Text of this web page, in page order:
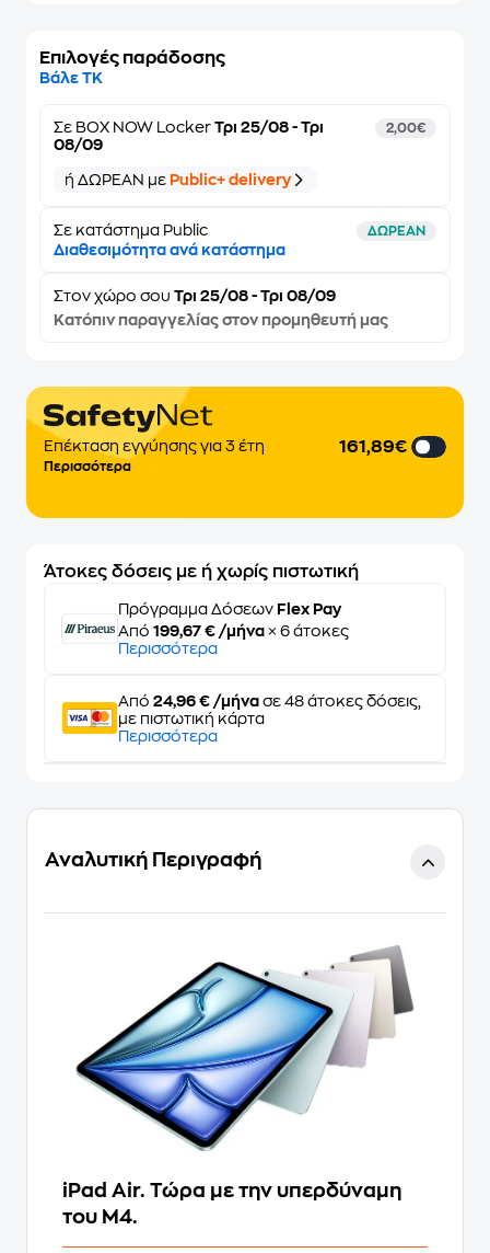
Επιλογές παράδοσης
Βάλε ΤΚ
Σε BOX NOW Locker Τρι 25/08 - Τρι
08/09
2,00€
ή ΔΩΡΕΑΝ με Public+ delivery
Σε κατάστημα Public ΔΩΡΕΑΝ
Διαθεσιμότητα ανά κατάστημα
Στον χώρο σου Τρι 25/08 - Τρι 08/09
Κατόπιν παραγγελίας στον προμηθευτή μας
Επέκταση εγγύησης για 3 έτη
Περισσότερα
161,89€
Άτοκες δόσεις με ή χωρίς πιστωτική
Πρόγραμμα Δόσεων Flex Pay
Από 199,67 € /μήνα × 6 άτοκες
Περισσότερα
Από 24,96 € /μήνα σε 48 άτοκες δόσεις,
με πιστωτική κάρτα
Περισσότερα
Αναλυτική Περιγραφή
iPad Air. Τώρα με την υπερδύναμη
του M4.